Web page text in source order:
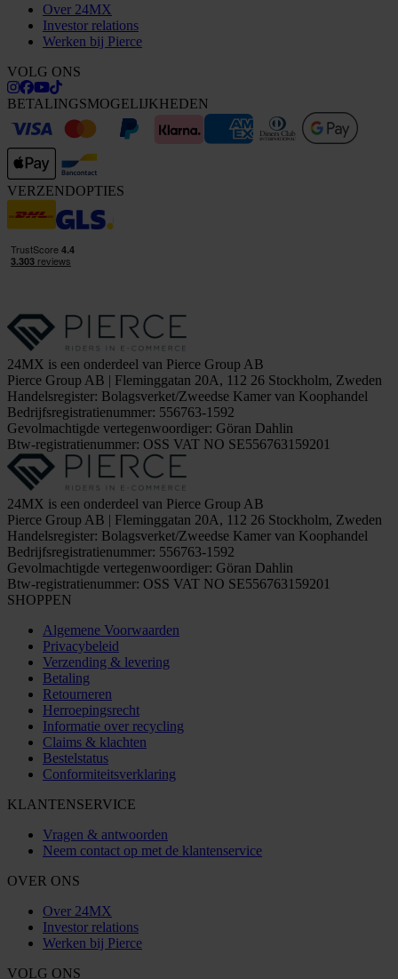
Over 24MX
Investor relations
Werken bij Pierce
VOLG ONS
BETALINGSMOGELIJKHEDEN
VERZENDOPTIES
24MX is een onderdeel van Pierce Group AB
Pierce Group AB | Fleminggatan 20A, 112 26 Stockholm, Zweden
Handelsregister: Bolagsverket/Zweedse Kamer van Koophandel
Bedrijfsregistratienummer: 556763-1592
Gevolmachtigde vertegenwoordiger: Göran Dahlin
Btw-registratienummer: OSS VAT NO SE556763159201
24MX is een onderdeel van Pierce Group AB
Pierce Group AB | Fleminggatan 20A, 112 26 Stockholm, Zweden
Handelsregister: Bolagsverket/Zweedse Kamer van Koophandel
Bedrijfsregistratienummer: 556763-1592
Gevolmachtigde vertegenwoordiger: Göran Dahlin
Btw-registratienummer: OSS VAT NO SE556763159201
SHOPPEN
Algemene Voorwaarden
Privacybeleid
Verzending & levering
Betaling
Retourneren
Herroepingsrecht
Informatie over recycling
Claims & klachten
Bestelstatus
Conformiteitsverklaring
KLANTENSERVICE
Vragen & antwoorden
Neem contact op met de klantenservice
OVER ONS
Over 24MX
Investor relations
Werken bij Pierce
VOLG ONS